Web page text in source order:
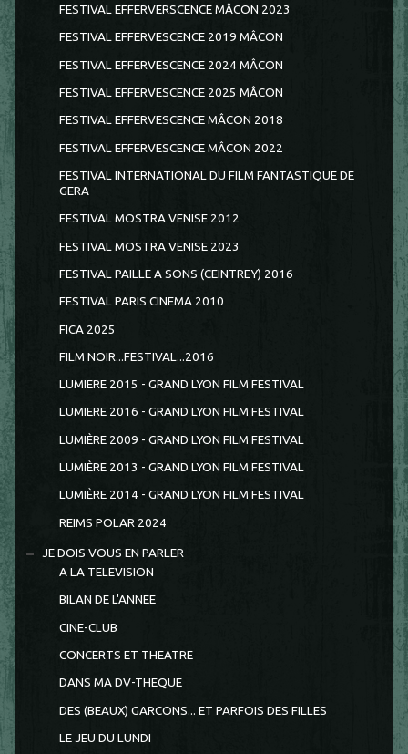
FESTIVAL EFFERVERSCENCE MÂCON 2023
FESTIVAL EFFERVESCENCE 2019 MÂCON
FESTIVAL EFFERVESCENCE 2024 MÂCON
FESTIVAL EFFERVESCENCE 2025 MÂCON
FESTIVAL EFFERVESCENCE MÂCON 2018
FESTIVAL EFFERVESCENCE MÂCON 2022
FESTIVAL INTERNATIONAL DU FILM FANTASTIQUE DE
GERA
FESTIVAL MOSTRA VENISE 2012
FESTIVAL MOSTRA VENISE 2023
FESTIVAL PAILLE A SONS (CEINTREY) 2016
FESTIVAL PARIS CINEMA 2010
FICA 2025
FILM NOIR...FESTIVAL...2016
LUMIERE 2015 - GRAND LYON FILM FESTIVAL
LUMIERE 2016 - GRAND LYON FILM FESTIVAL
LUMIÈRE 2009 - GRAND LYON FILM FESTIVAL
LUMIÈRE 2013 - GRAND LYON FILM FESTIVAL
LUMIÈRE 2014 - GRAND LYON FILM FESTIVAL
REIMS POLAR 2024
JE DOIS VOUS EN PARLER
A LA TELEVISION
BILAN DE L'ANNEE
CINE-CLUB
CONCERTS ET THEATRE
DANS MA DV-THEQUE
DES (BEAUX) GARCONS... ET PARFOIS DES FILLES
LE JEU DU LUNDI